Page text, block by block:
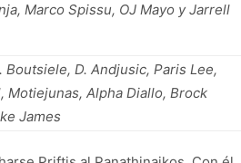
Marco Spissu, OJ Mayo y Jarrell
Boutsiele, D. Andjusic, Paris Lee,
Motiejunas, Alpha Diallo, Brock
James